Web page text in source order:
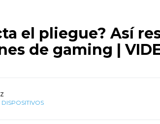
el pliegue? Así
de gaming |
DISPOSITIVOS